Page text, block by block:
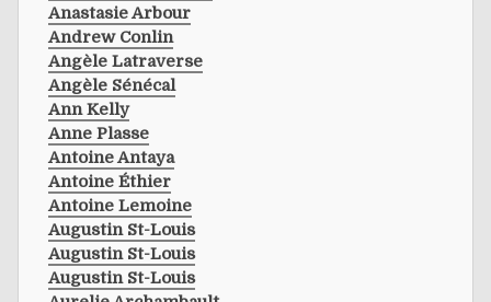
Anastasie Arbour
Andrew Conlin
Angèle Latraverse
Angèle Sénécal
Ann Kelly
Anne Plasse
Antoine Antaya
Antoine Éthier
Antoine Lemoine
Augustin St-Louis
Augustin St-Louis
Augustin St-Louis